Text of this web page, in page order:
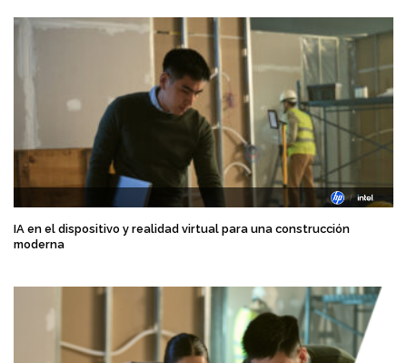
IA en el dispositivo y realidad virtual para una construcción
moderna